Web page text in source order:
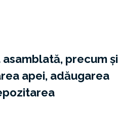
precum și
apei, adăugarea